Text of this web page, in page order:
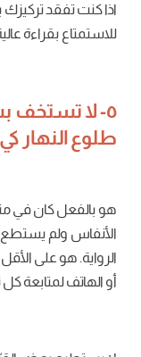
اذا كنت تفقد
للاستمتاع بقراءة
٥- لا تستخف
طلوع النهار
هو بالفعل كان في
الأنفاس ولم يستطع
الرواية. هو على
أو الهاتف لمتابعة كل